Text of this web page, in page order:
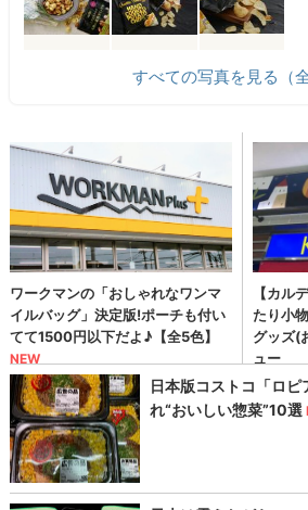
すべての写真を見る（